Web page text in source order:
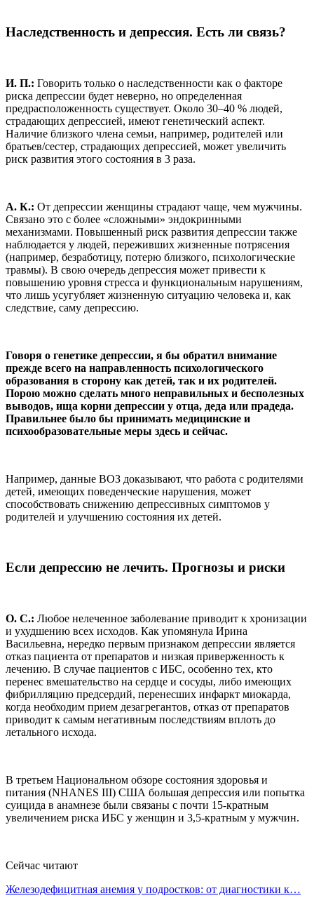
Наследственность и депрессия. Есть ли связь?
И. П.: Говорить только о наследственности как о факторе
риска депрессии будет неверно, но определенная
предрасположенность существует. Около 30–40 % людей,
страдающих депрессией, имеют генетический аспект.
Наличие близкого члена семьи, например, родителей или
братьев/сестер, страдающих депрессией, может увеличить
риск развития этого состояния в 3 раза.
А. К.: От депрессии женщины страдают чаще, чем мужчины.
Связано это с более «сложными» эндокринными
механизмами. Повышенный риск развития депрессии также
наблюдается у людей, переживших жизненные потрясения
(например, безработицу, потерю близкого, психологические
травмы). В свою очередь депрессия может привести к
повышению уровня стресса и функциональным нарушениям,
что лишь усугубляет жизненную ситуацию человека и, как
следствие, саму депрессию.
Говоря о генетике депрессии, я бы обратил внимание
прежде всего на направленность психологического
образования в сторону как детей, так и их родителей.
Порою можно сделать много неправильных и бесполезных
выводов, ища корни депрессии у отца, деда или прадеда.
Правильнее было бы принимать медицинские и
психообразовательные меры здесь и сейчас.
Например, данные ВОЗ доказывают, что работа с родителями
детей, имеющих поведенческие нарушения, может
способствовать снижению депрессивных симптомов у
родителей и улучшению состояния их детей.
Если депрессию не лечить. Прогнозы и риски
О. С.: Любое нелеченное заболевание приводит к хронизации
и ухудшению всех исходов. Как упомянула Ирина
Васильевна, нередко первым признаком депрессии является
отказ пациента от препаратов и низкая приверженность к
лечению. В случае пациентов с ИБС, особенно тех, кто
перенес вмешательство на сердце и сосуды, либо имеющих
фибрилляцию предсердий, перенесших инфаркт миокарда,
когда необходим прием дезагрегантов, отказ от препаратов
приводит к самым негативным последствиям вплоть до
летального исхода.
В третьем Национальном обзоре состояния здоровья и
питания (NHANES III) США большая депрессия или попытка
суицида в анамнезе были связаны с почти 15-кратным
увеличением риска ИБС у женщин и 3,5-кратным у мужчин.
Сейчас читают
Железодефицитная анемия у подростков: от диагностики к…